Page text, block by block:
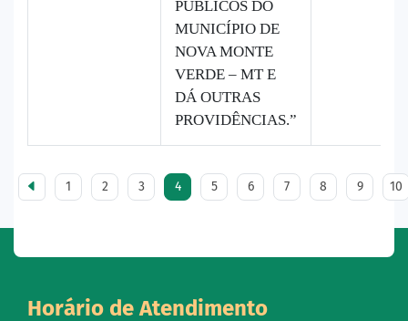
PÚBLICOS DO
MUNICÍPIO DE
NOVA MONTE
VERDE – MT E
DÁ OUTRAS
PROVIDÊNCIAS.”
1 2 3 4 5 6 7 8 9 10
Horário de Atendimento